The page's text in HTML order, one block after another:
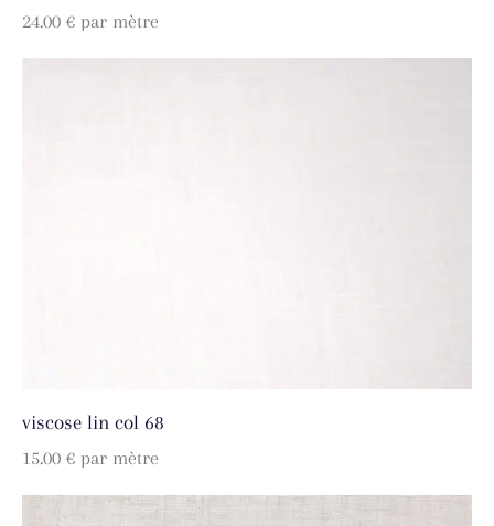
24.00 € par mètre
viscose lin col 68
15.00 € par mètre